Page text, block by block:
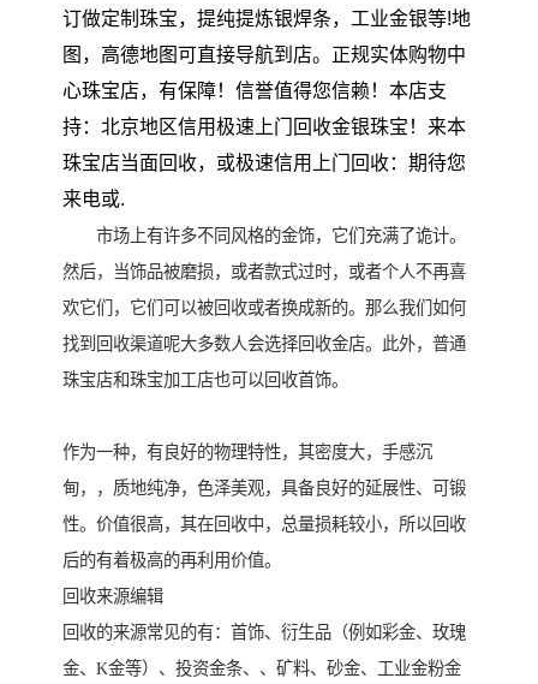
订做定制珠宝，提纯提炼银焊条，工业金银等!地
图，高德地图可直接导航到店。正规实体购物中
心珠宝店，有保障！信誉值得您信赖！本店支
持：北京地区信用极速上门回收金银珠宝！来本
珠宝店当面回收，或极速信用上门回收：期待您
来电或.
市场上有许多不同风格的金饰，它们充满了诡计。
然后，当饰品被磨损，或者款式过时，或者个人不再喜
欢它们，它们可以被回收或者换成新的。那么我们如何
找到回收渠道呢大多数人会选择回收金店。此外，普通
珠宝店和珠宝加工店也可以回收首饰。
作为一种，有良好的物理特性，其密度大，手感沉
甸，，质地纯净，色泽美观，具备良好的延展性、可锻
性。价值很高，其在回收中，总量损耗较小，所以回收
后的有着极高的再利用价值。
回收来源编辑
回收的来源常见的有：首饰、衍生品（例如彩金、玫瑰
金、K金等）、投资金条、、矿料、砂金、工业金粉金